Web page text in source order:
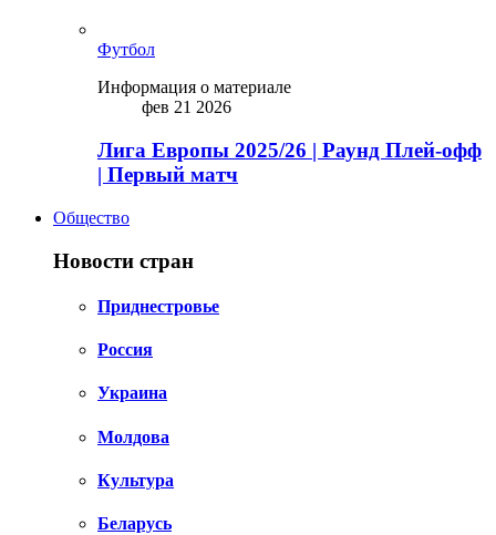
Футбол
Информация о материале
фев 21 2026
Лига Европы 2025/26 | Раунд Плей-офф
| Первый матч
Общество
Новости стран
Приднестровье
Россия
Украина
Молдова
Культура
Беларусь